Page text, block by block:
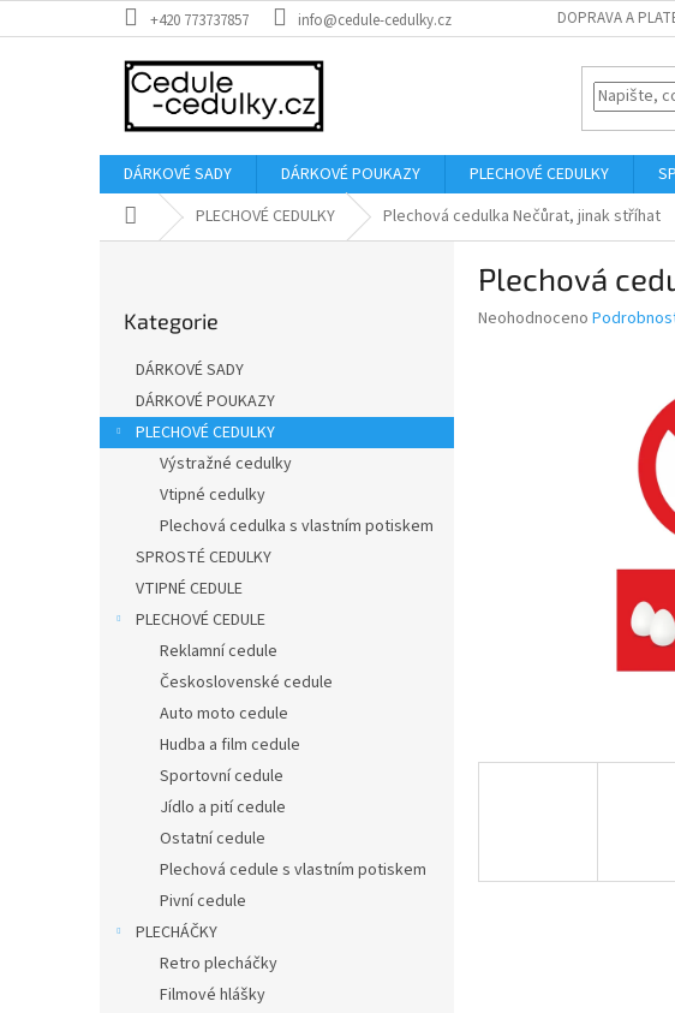
na
+420 773737857 info@cedule-cedulky.cz DOPRAVA A
DÁRKOVÉ SADY DÁRKOVÉ POUKAZY PLECHOVÉ CEDULKY
Domů PLECHOVÉ CEDULKY Plechová cedulka Nečůrat, jinak stříhat
n
kategorie
Kategorie
DÁRKOVÉ SADY
DÁRKOVÉ POUKAZY
PLECHOVÉ CEDULKY
Výstražné cedulky
Vtipné cedulky
Plechová cedulka s vlastním potiskem
SPROSTÉ CEDULKY
VTIPNÉ CEDULE
PLECHOVÉ CEDULE
Reklamní cedule
Československé cedule
Auto moto cedule
Hudba a film cedule
Sportovní cedule
Jídlo a pití cedule
Ostatní cedule
Plechová cedule s vlastním potiskem
Pivní cedule
PLECHÁČKY
Retro plecháčky
Filmové hlášky
Plechová
Průměrné
Neohodnoceno